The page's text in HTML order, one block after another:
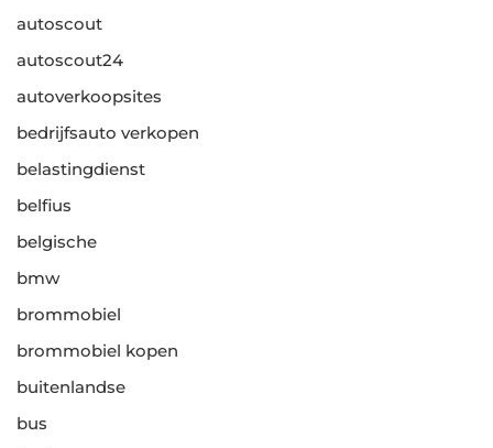
autoscout
autoscout24
autoverkoopsites
bedrijfsauto verkopen
belastingdienst
belfius
belgische
bmw
brommobiel
brommobiel kopen
buitenlandse
bus